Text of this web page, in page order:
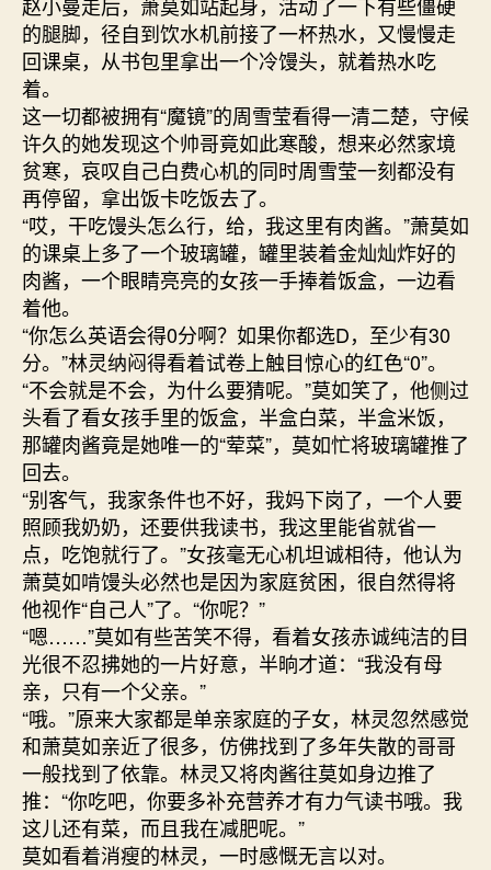
的腿脚，径自到饮水机前接了一杯热水，又慢慢走
回课桌，从书包里拿出一个冷馒头，就着热水吃
着。
这一切都被拥有“魔镜”的周雪莹看得一清二楚，守候
许久的她发现这个帅哥竟如此寒酸，想来必然家境
贫寒，哀叹自己白费心机的同时周雪莹一刻都没有
再停留，拿出饭卡吃饭去了。
“哎，干吃馒头怎么行，给，我这里有肉酱。”萧莫如
的课桌上多了一个玻璃罐，罐里装着金灿灿炸好的
肉酱，一个眼睛亮亮的女孩一手捧着饭盒，一边看
着他。
“你怎么英语会得0分啊？如果你都选D，至少有30
分。”林灵纳闷得看着试卷上触目惊心的红色“0”。
“不会就是不会，为什么要猜呢。”莫如笑了，他侧过
头看了看女孩手里的饭盒，半盒白菜，半盒米饭，
那罐肉酱竟是她唯一的“荤菜”，莫如忙将玻璃罐推了
回去。
“别客气，我家条件也不好，我妈下岗了，一个人要
照顾我奶奶，还要供我读书，我这里能省就省一
点，吃饱就行了。”女孩毫无心机坦诚相待，他认为
萧莫如啃馒头必然也是因为家庭贫困，很自然得将
他视作“自己人”了。“你呢？”
“嗯……”莫如有些苦笑不得，看着女孩赤诚纯洁的目
光很不忍拂她的一片好意，半晌才道：“我没有母
亲，只有一个父亲。”
“哦。”原来大家都是单亲家庭的子女，林灵忽然感觉
和萧莫如亲近了很多，仿佛找到了多年失散的哥哥
一般找到了依靠。林灵又将肉酱往莫如身边推了
推：“你吃吧，你要多补充营养才有力气读书哦。我
这儿还有菜，而且我在减肥呢。”
莫如看着消瘦的林灵，一时感慨无言以对。